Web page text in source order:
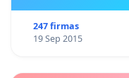
247 firmas
19 Sep 2015